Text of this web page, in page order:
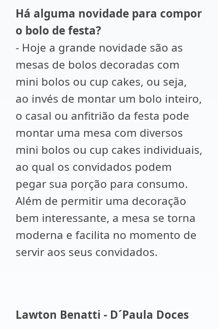
Há alguma novidade para compor
o bolo de festa?
- Hoje a grande novidade são as
mesas de bolos decoradas com
mini bolos ou cup cakes, ou seja,
ao invés de montar um bolo inteiro,
o casal ou anfitrião da festa pode
montar uma mesa com diversos
mini bolos ou cup cakes individuais,
ao qual os convidados podem
pegar sua porção para consumo.
Além de permitir uma decoração
bem interessante, a mesa se torna
moderna e facilita no momento de
servir aos seus convidados.
Lawton Benatti - D´Paula Doces